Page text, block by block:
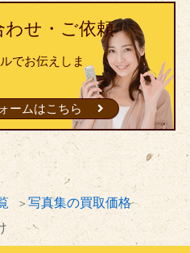
写真集の買取価格
せ・ご依頼
でお伝えしま
ームはこちら